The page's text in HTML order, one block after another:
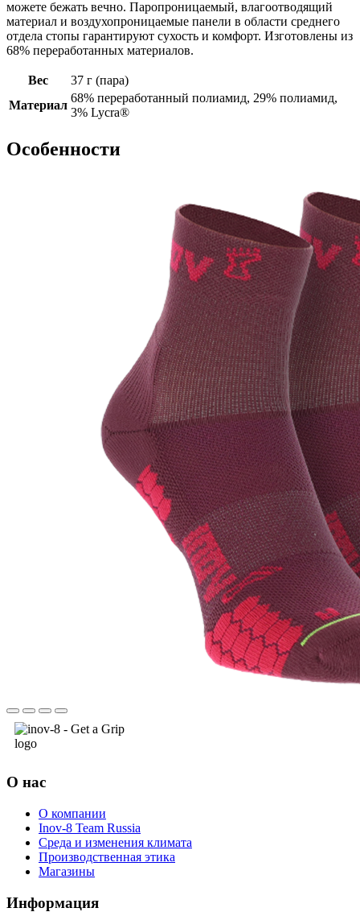
можете бежать вечно. Паропроницаемый, влагоотводящий
материал и воздухопроницаемые панели в области среднего
отдела стопы гарантируют сухость и комфорт. Изготовлены из
68% переработанных материалов.
Вес
37 г (пара)
Материал
68% переработанный полиамид, 29% полиамид,
3% Lycra®
Особенности
О нас
О компании
Inov-8 Team Russia
Среда и изменения климата
Производственная этика
Магазины
Информация